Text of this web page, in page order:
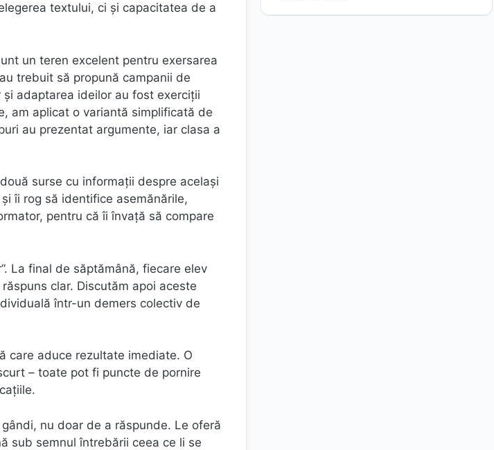
textului, ci și capacitatea de a
un teren excelent pentru exersarea
trebuit să propună campanii de
adaptarea ideilor au fost exerciții
am aplicat o variantă simplificată de
au prezentat argumente, iar clasa a
surse cu informații despre același
îi rog să identifice asemănările,
pentru că îi învață să compare
La final de săptămână, fiecare elev
clar. Discutăm apoi aceste
într-un demers colectiv de
care aduce rezultate imediate. O
– toate pot fi puncte de pornire
nu doar de a răspunde. Le oferă
sub semnul întrebării ceea ce li se